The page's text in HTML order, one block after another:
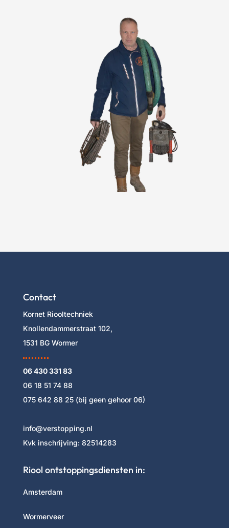
Contact
Kornet Riooltechniek
Knollendammerstraat 102,
1531 BG Wormer
06 430 331 83
06 18 51 74 88
075 642 88 25(bij geen gehoor 06)
info@verstopping.nl
Kvk inschrijving: 82514283
Riool ontstoppingsdiensten in:
Amsterdam
Wormerveer